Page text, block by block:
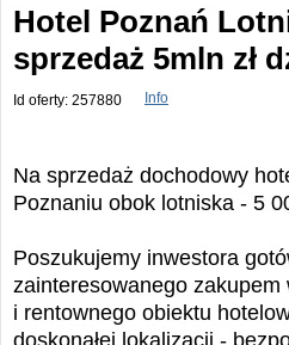
Hotel Poznań
sprzedaż 5mln zł
Id oferty: 257880 Info
Na sprzedaż dochodowy
Poznaniu obok lotniska - 5
Poszukujemy inwestora
zainteresowanego zakupem
i rentownego obiektu
doskonałej lokalizacji -